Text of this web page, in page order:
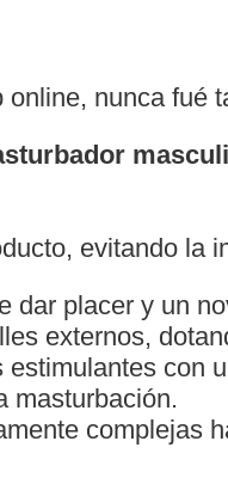
nunca fué
evitando la
dar placer y un
externos,
con
masturbación.
complejas